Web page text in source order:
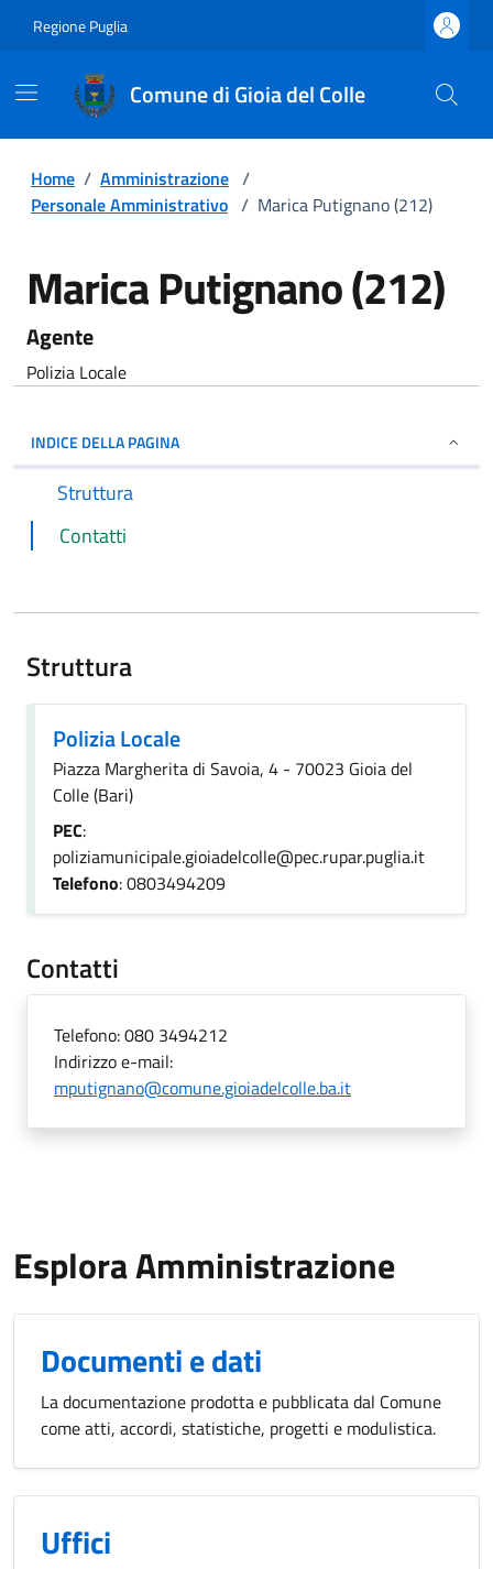
Regione Puglia
Comune di Gioia del Colle
Home / Amministrazione /
Personale Amministrativo / Marica Putignano (212)
Marica Putignano (212)
Agente
Polizia Locale
INDICE DELLA PAGINA
Struttura
Contatti
Struttura
Polizia Locale
Piazza Margherita di Savoia, 4 - 70023 Gioia del
Colle (Bari)
PEC:
poliziamunicipale.gioiadelcolle@pec.rupar.puglia.it
Telefono: 0803494209
Contatti
Telefono:080 3494212
Indirizzo e-mail:
mputignano@comune.gioiadelcolle.ba.it
Esplora Amministrazione
Documenti e dati
La documentazione prodotta e pubblicata dal Comune
come atti, accordi, statistiche, progetti e modulistica.
Uffici